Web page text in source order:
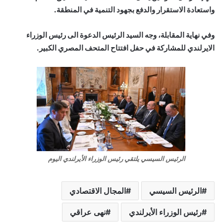
واستعادة الاستقرار والدفع بجهود التنمية في المنطقة.
وفي نهاية المقابلة، وجه السيد الرئيس الدعوة الى رئيس الوزراء
الايرلندي للمشاركة في حفل افتتاح المتحف المصري الكبير.
الرئيس السيسي يلتقي رئيس الوزراء الأيرلندي اليوم
الرئيس السيسي المجال الاقتصادي
رئيس الوزراء الأيرلندي نهى عراقي